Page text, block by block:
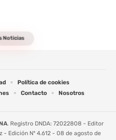
Noticias
Política de cookies
Contacto Nosotros
. Registro DNDA: 72022808 - Editor
- Edición Nº 4.612 - 08 de agosto de